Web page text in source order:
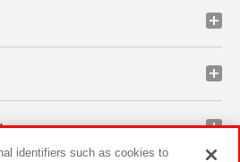
identifiers such as cookies to